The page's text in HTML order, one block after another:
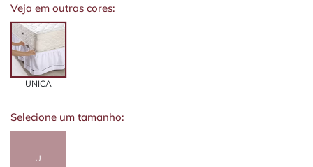
Veja em outras cores:
UNICA
Selecione um tamanho:
U